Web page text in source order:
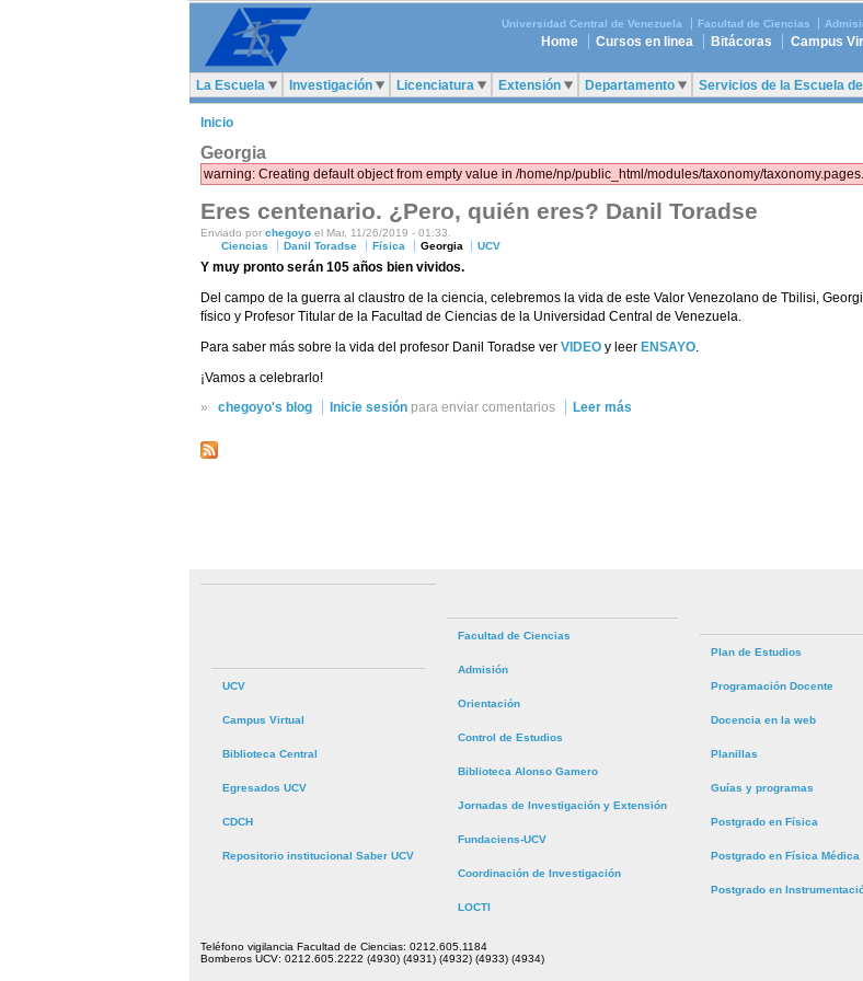
Universidad Central de Venezuela Facultad de Ciencias
Home Cursos en linea Bitácoras Campus
La Escuela Investigación Licenciatura Extensión Departamento Servicios de la Escuela
Inicio
Georgia
warning: Creating default object from empty value in /home/np/public_html/modules/taxonomy/
Eres centenario. ¿Pero, quién eres? Danil Toradse
Enviado por chegoyo el Mar, 11/26/2019 - 01:33.
Ciencias
Danil Toradse Física Georgia UCV
Y muy pronto serán 105 años bien vividos.
Del campo de la guerra al claustro de la ciencia, celebremos la vida de este Valor Venezolano de Tbilisi,
físico y Profesor Titular de la Facultad de Ciencias de la Universidad Central de Venezuela.
Para saber más sobre la vida del profesor Danil Toradse ver VIDEO y leer ENSAYO.
¡Vamos a celebrarlo!
»
chegoyo's blog Inicie sesión para enviar comentarios Leer más
UCV
Campus Virtual
Biblioteca Central
Egresados UCV
CDCH
Repositorio institucional Saber UCV
Facultad de Ciencias
Admisión
Orientación
Control de Estudios
Biblioteca Alonso Gamero
Jornadas de Investigación y Extensión
Fundaciens-UCV
Coordinación de Investigación
LOCTI
Plan de Estudios
Programación Docente
Docencia en la web
Planillas
Guías y programas
Postgrado en Física
Postgrado en Física Médica
Postgrado en
Teléfono vigilancia Facultad de Ciencias: 0212.605.1184
Bomberos UCV: 0212.605.2222 (4930) (4931) (4932) (4933) (4934)